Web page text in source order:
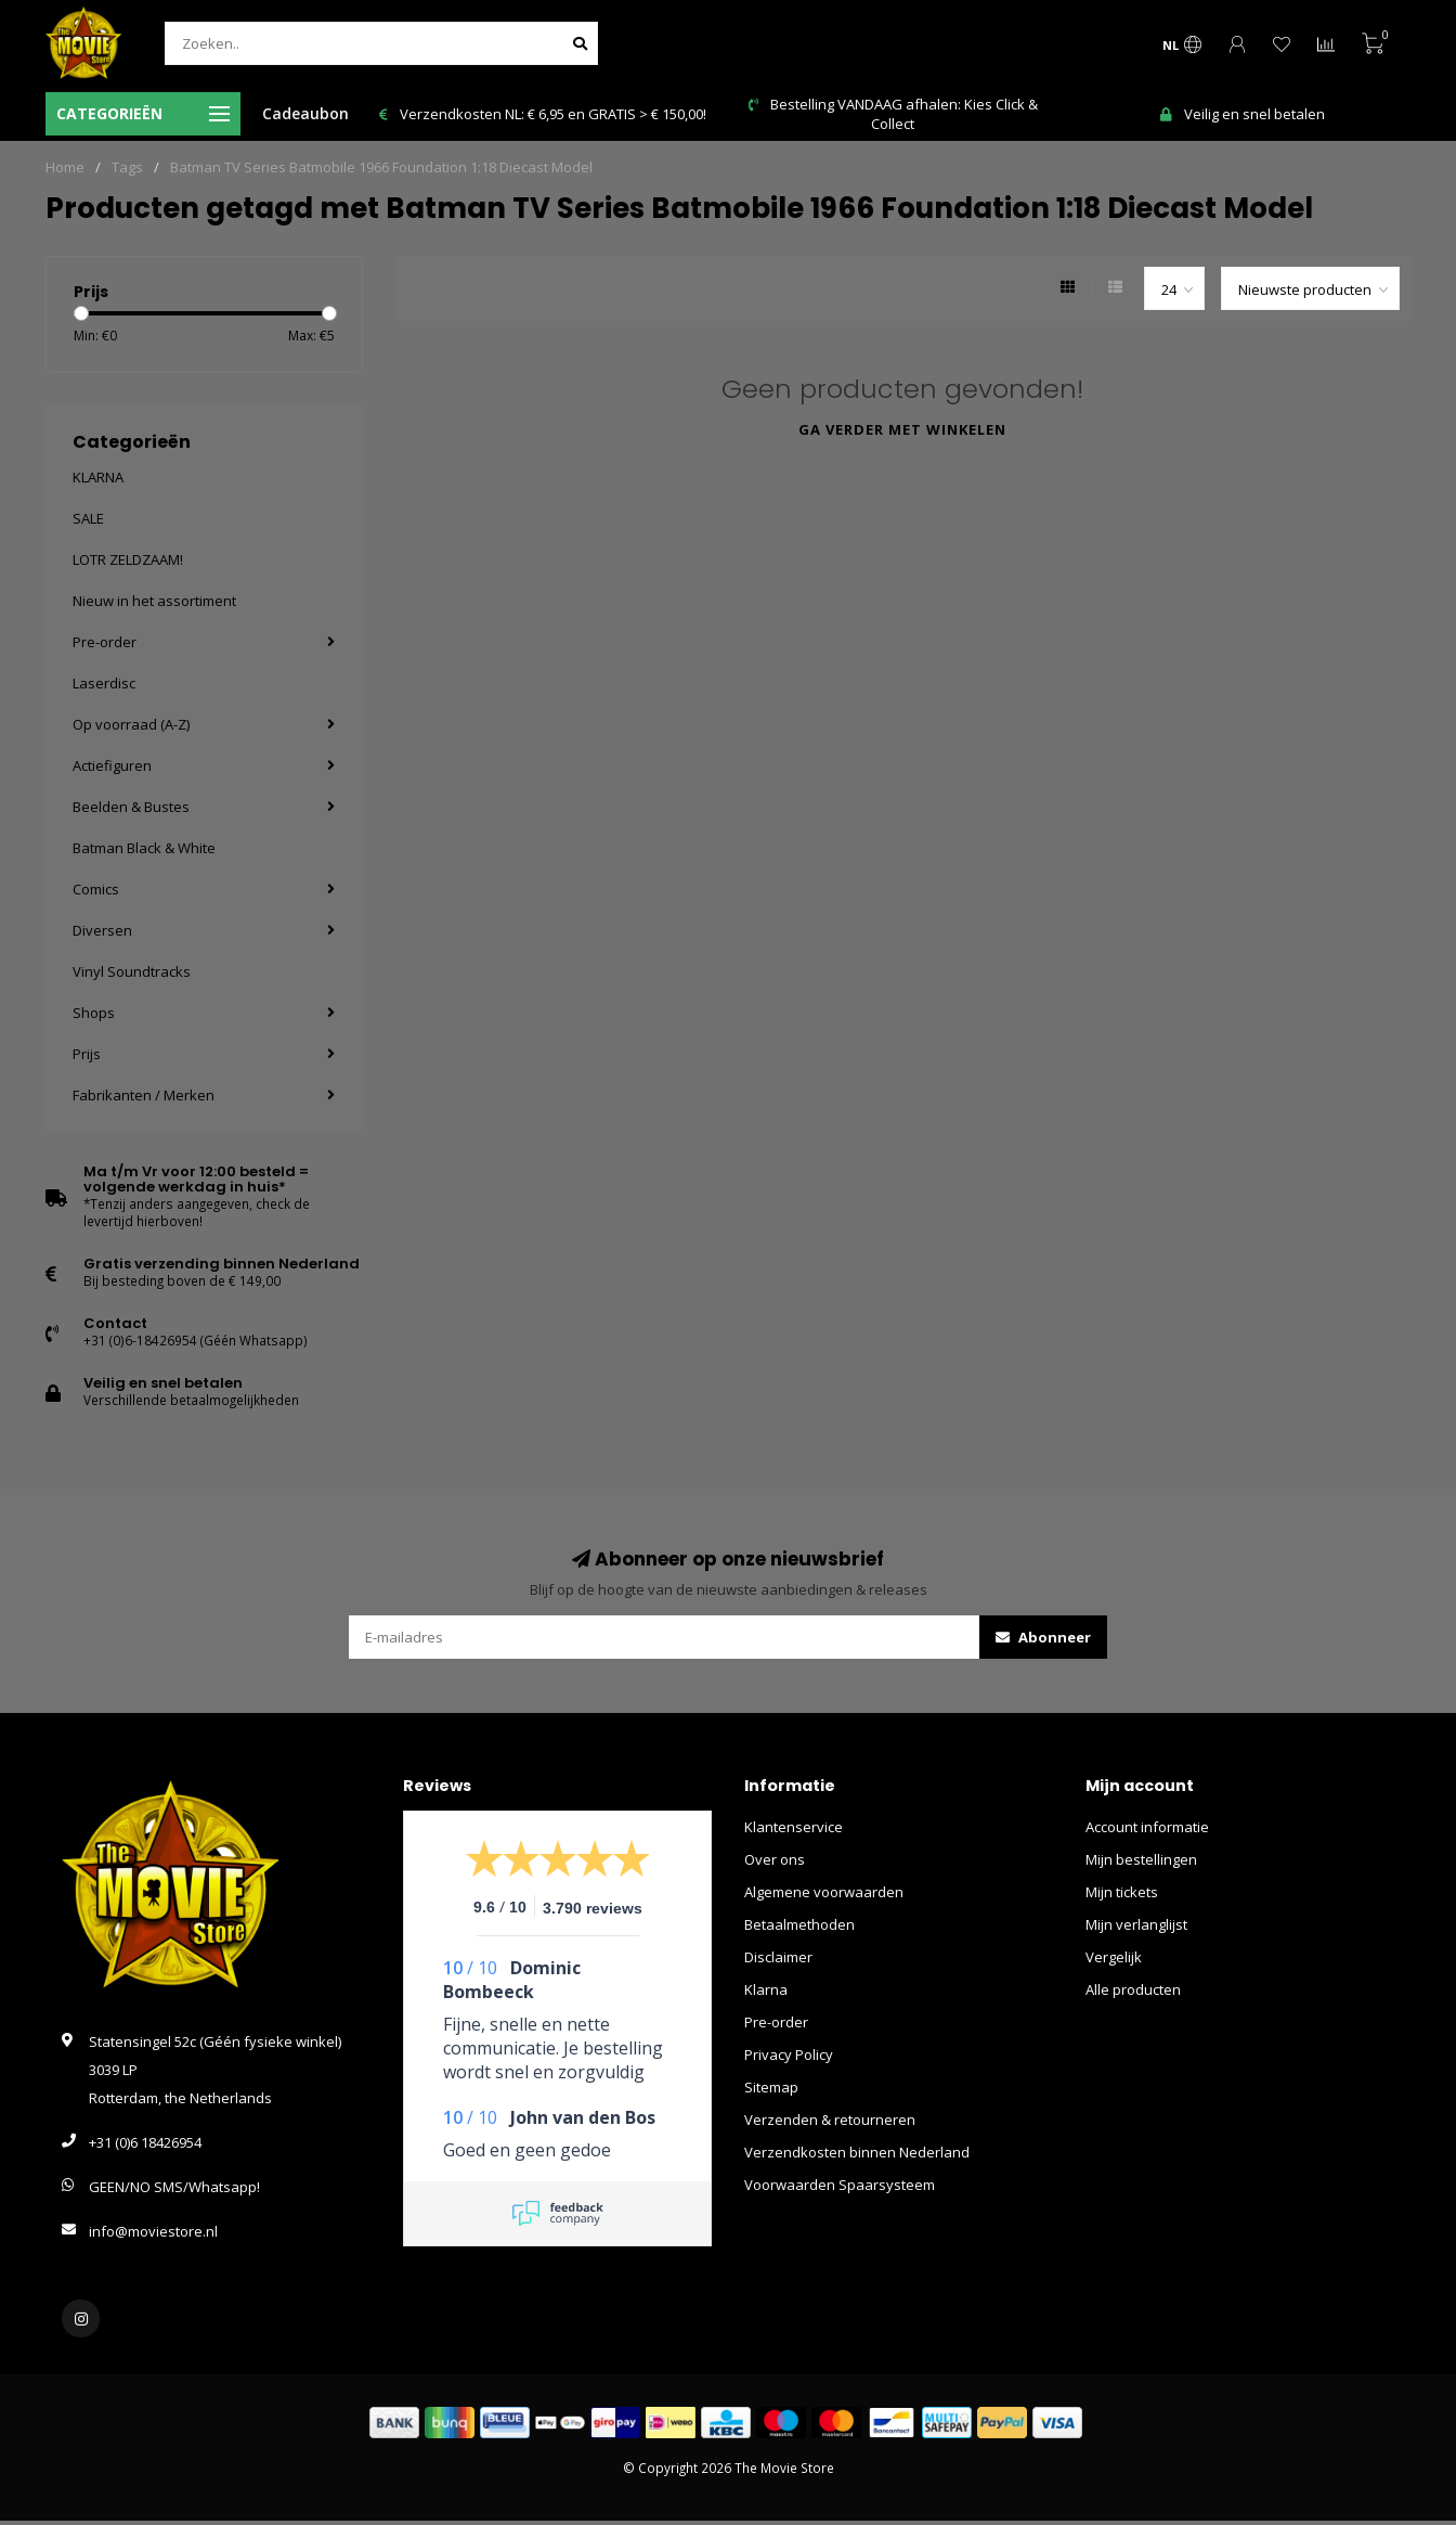
NL
0
CATEGORIEËN Cadeaubon
Vr voor 12:00 uur besteld = de volgende
werkdag in huis!
Verzendkosten NL: € 6,95 en GRATIS > € 150,00!
Bestelling VANDAAG afhalen: Kies Click &
Veilig en snel betalen
Home / Tags / Batman TV Series Batmobile 1966 Foundation 1:18 Diecast Model
Producten getagd met Batman TV Series Batmobile 1966 Foundation 1:18 Diecast Model
Prijs
Min: €0 Max: €5
Categorieën
KLARNA
SALE
LOTR ZELDZAAM!
Nieuw in het assortiment
Pre-order
Laserdisc
Op voorraad (A-Z)
Actiefiguren
Beelden & Bustes
Batman Black & White
Comics
Diversen
Vinyl Soundtracks
Shops
Prijs
Fabrikanten / Merken
Ma t/m Vr voor 12:00 besteld =
volgende werkdag in huis*
*Tenzij anders aangegeven, check de
levertijd hierboven!
Gratis verzending binnen Nederland
Bij besteding boven de € 149,00
Contact
+31 (0)6-18426954 (Géén Whatsapp)
Veilig en snel betalen
Verschillende betaalmogelijkheden
Geen producten gevonden!
GA VERDER MET WINKELEN
Abonneer op onze nieuwsbrief
Blijf op de hoogte van de nieuwste aanbiedingen & releases
Abonneer
Statensingel 52c (Géén fysieke winkel)
3039 LP
Rotterdam, the Netherlands
+31 (0)6 18426954
GEEN/NO SMS/Whatsapp!
info@moviestore.nl
Reviews
9.6 / 10 3.790 reviews
10 / 10
Dominic
Bombeeck
Fijne, snelle en nette
communicatie. Je bestelling
wordt snel en zorgvuldig
10 / 10
John van den Bos
Goed en geen gedoe
Informatie
Klantenservice
Over ons
Algemene voorwaarden
Betaalmethoden
Disclaimer
Klarna
Pre-order
Privacy Policy
Sitemap
Verzenden & retourneren
Verzendkosten binnen Nederland
Voorwaarden Spaarsysteem
Mijn account
Account informatie
Mijn bestellingen
Mijn tickets
Mijn verlanglijst
Vergelijk
Alle producten
© Copyright 2026 The Movie Store